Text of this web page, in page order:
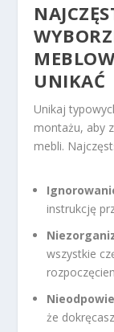
UNIKAĆ
Unikaj
montażu, aby
mebli.
instrukcję
wszystkie
że